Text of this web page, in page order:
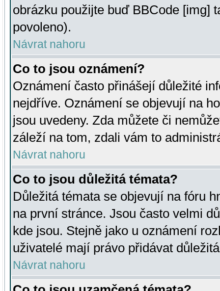
obrázku použijte buď BBCode [img]
povoleno).
Návrat nahoru
Co to jsou oznámení?
Oznámení často přinášejí důležité
nejdříve. Oznámení se objevují na
jsou uvedeny. Zda můžete či
záleží na tom, zdali vám to
Návrat nahoru
Co to jsou důležitá témata?
Důležitá témata se objevují na fóru
na první stránce. Jsou často velmi
kde jsou. Stejně jako u oznámení
uživatelé mají právo přidávat
Návrat nahoru